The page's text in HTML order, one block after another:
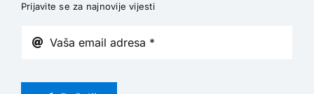
Prijavite se za najnovije vijesti